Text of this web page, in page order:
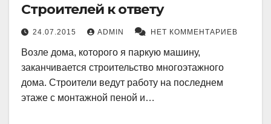
Строителей к ответу
24.07.2015 ADMIN НЕТ КОММЕНТАРИЕВ
Возле дома, которого я паркую машину,
заканчивается строительство многоэтажного
дома. Строители ведут работу на последнем
этаже с монтажной пеной и…